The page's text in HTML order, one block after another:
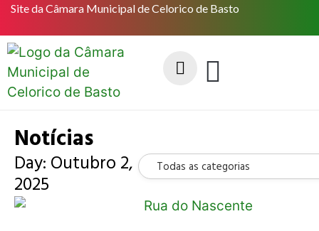
Site da Câmara Municipal de Celorico de Basto
Notícias
Day: Outubro 2,
2025
Todas as categorias